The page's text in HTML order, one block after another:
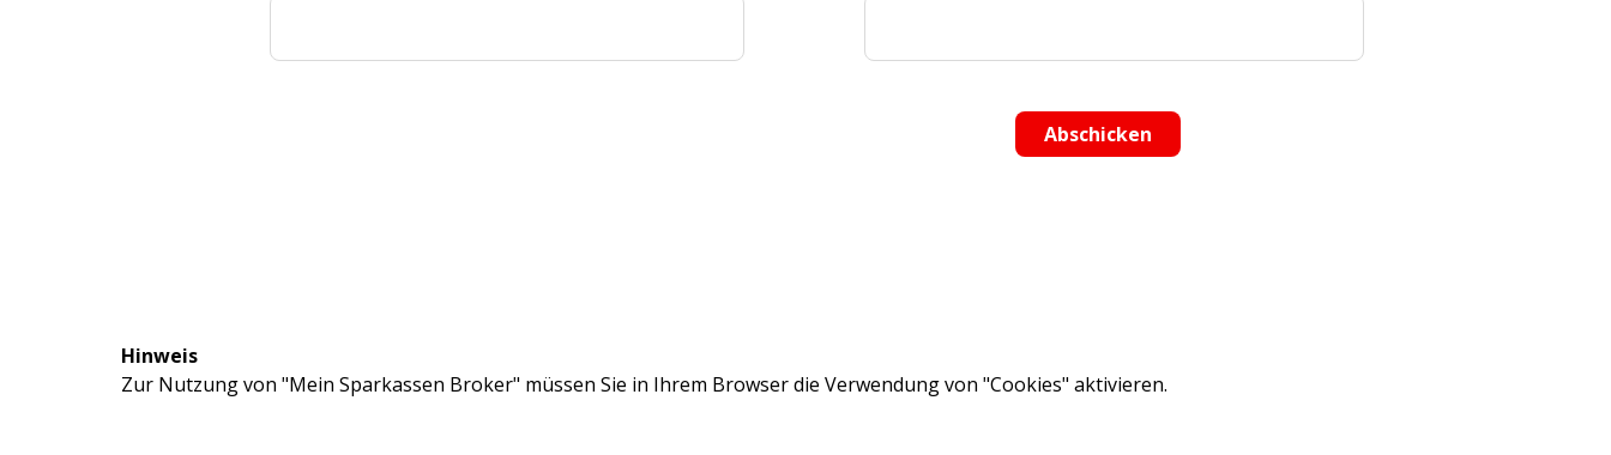
Hinweis
Zur Nutzung von "Mein Sparkassen Broker" müssen Sie in Ihrem Browser die Verwendung von "Cookies" aktivieren.